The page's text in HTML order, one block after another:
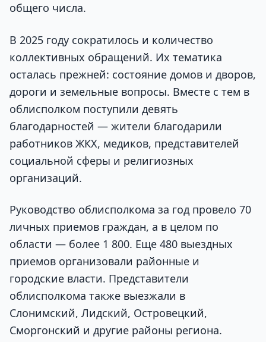
общего числа.
В 2025 году сократилось и количество
коллективных обращений. Их тематика
осталась прежней: состояние домов и дворов,
дороги и земельные вопросы. Вместе с тем в
облисполком поступили девять
благодарностей — жители благодарили
работников ЖКХ, медиков, представителей
социальной сферы и религиозных
организаций.
Руководство облисполкома за год провело 70
личных приемов граждан, а в целом по
области — более 1 800. Еще 480 выездных
приемов организовали районные и
городские власти. Представители
облисполкома также выезжали в
Слонимский, Лидский, Островецкий,
Сморгонский и другие районы региона.